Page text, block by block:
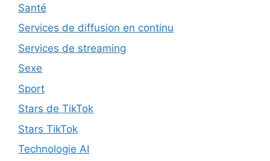
Santé
Services de diffusion en continu
Services de streaming
Sexe
Sport
Stars de TikTok
Stars TikTok
Technologie AI